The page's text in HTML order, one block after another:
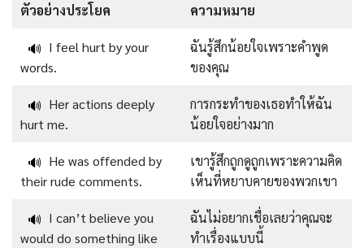
ตัวอย่างประโยค ความหมาย
🔊 I feel hurt by your
words.
ฉันรู้สึกน้อยใจเพราะคำพูด
ของคุณ
🔊 Her actions deeply
hurt me.
การกระทำของเธอทำให้ฉัน
น้อยใจอย่างมาก
🔊 He was offended by
their rude comments.
เขารู้สึกถูกดูถูกเพราะความคิด
เห็นที่หยาบคายของพวกเขา
🔊 I can’t believe you
would do something like
ฉันไม่อยากเชื่อเลยว่าคุณจะ
ทำเรื่องแบบนี้